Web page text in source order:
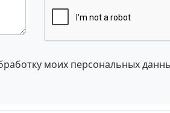
моих персональных